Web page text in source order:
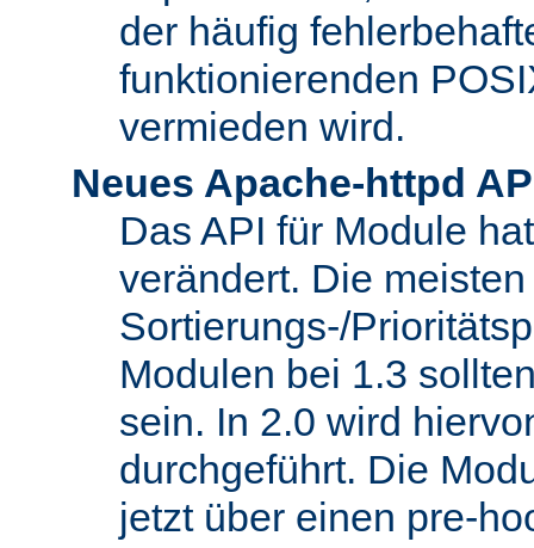
der häufig
funktionierenden
vermieden wird.
Neues Apache-httpd
Das API für Module
verändert. Die
Sortierungs-/
Modulen bei 1.3
sein. In 2.0 wird
durchgeführt. Die
jetzt über einen pre-